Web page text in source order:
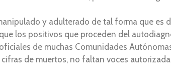
y adulterado de tal forma que es
los positivos que proceden del
de muchas Comunidades
de muertos, no faltan voces